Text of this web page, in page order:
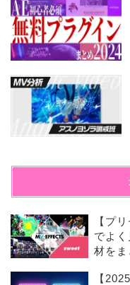
【プ
でよ
材をま
【